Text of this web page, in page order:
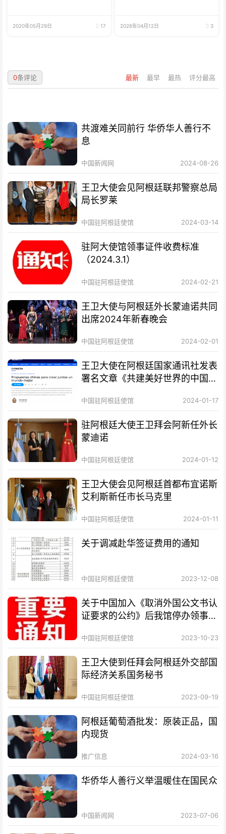
2020年05月29日 17 2026年04月12日 3
最新 最早 最热 评分最高
0条评论
共渡难关同前行 华侨华人善行不
息
中国新闻网 2024-08-26
王卫大使会见阿根廷联邦警察总局
局长罗莱
中国驻阿根廷使馆 2024-03-14
驻阿大使馆领事证件收费标准
（2024.3.1）
中国驻阿根廷使馆 2024-02-21
王卫大使与阿根廷外长蒙迪诺共同
出席2024年新春晚会
中国驻阿根廷使馆 2024-02-01
王卫大使在阿根廷国家通讯社发表
署名文章《共建美好世界的中国方
中国驻阿根廷使馆 2024-01-17
驻阿根廷大使王卫拜会阿新任外长
蒙迪诺
中国驻阿根廷使馆 2024-01-12
王卫大使会见阿根廷首都布宜诺斯
艾利斯新任市长马克里
中国驻阿根廷使馆 2024-01-11
关于调减赴华签证费用的通知
中国驻阿根廷使馆 2023-12-08
关于中国加入《取消外国公文书认
证要求的公约》后我馆停办领事认
中国驻阿根廷使馆 2023-10-23
王卫大使到任拜会阿根廷外交部国
际经济关系国务秘书
中国驻阿根廷使馆 2023-09-19
阿根廷葡萄酒批发：原装正品，国
内现货
推广信息 2024-03-16
华侨华人善行义举温暖住在国民众
中国新闻网 2023-07-06